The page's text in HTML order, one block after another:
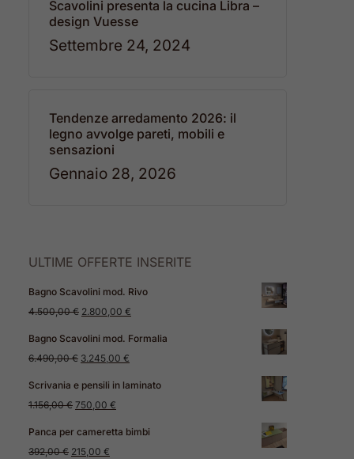
Scavolini presenta la cucina Libra –
design Vuesse
Settembre 24, 2024
Tendenze arredamento 2026: il
legno avvolge pareti, mobili e
sensazioni
Gennaio 28, 2026
ULTIME OFFERTE INSERITE
Bagno Scavolini mod. Rivo
4.500,00€ Il
prezzo
originale
4.500,00 €.
2.800,00 €
prezzo
Bagno Scavolini mod. Formalia
6.490,00€ Il
prezzo
originale
6.490,00 €.
3.245,00 €
prezzo
è:
Scrivania e pensili in laminato
1.156,00€ Il
prezzo
originale
750,00 €
prezzo
Panca per cameretta bimbi
392,00€ Il215,00 €